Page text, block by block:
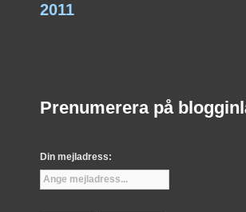
2011
Prenumerera på
Din mejladress: